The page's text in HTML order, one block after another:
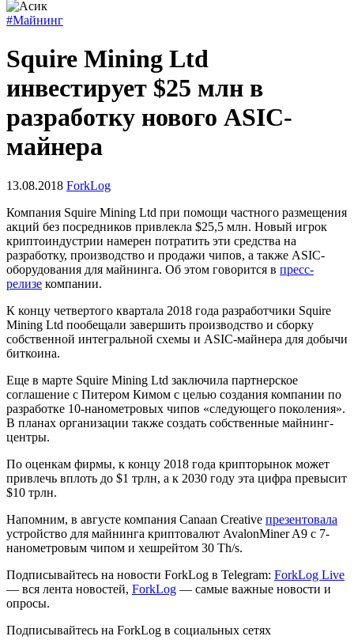
#Майнинг
Squire Mining Ltd
инвестирует $25 млн в
разработку нового ASIC-
майнера
13.08.2018 ForkLog
Компания Squire Mining Ltd при помощи частного размещения
акций без посредников привлекла $25,5 млн. Новый игрок
криптоиндустрии намерен потратить эти средства на
разработку, производство и продажи чипов, а также ASIC-
оборудования для майнинга. Об этом говорится в пресс-
релизе компании.
К концу четвертого квартала 2018 года разработчики Squire
Mining Ltd пообещали завершить производство и сборку
собственной интегральной схемы и ASIC-майнера для добычи
биткоина.
Еще в марте Squire Mining Ltd заключила партнерское
соглашение с Питером Кимом с целью создания компании по
разработке 10-нанометровых чипов «следующего поколения».
В планах организации также создать собственные майнинг-
центры.
По оценкам фирмы, к концу 2018 года крипторынок может
привлечь вплоть до $1 трлн, а к 2030 году эта цифра превысит
$10 трлн.
Напомним, в августе компания Canaan Creative презентовала
устройство для майнинга криптовалют AvalonMiner A9 с 7-
нанометровым чипом и хешрейтом 30 Th/s.
Подписывайтесь на новости ForkLog в Telegram: ForkLog Live
— вся лента новостей, ForkLog — самые важные новости и
опросы.
Подписывайтесь на ForkLog в социальных сетях